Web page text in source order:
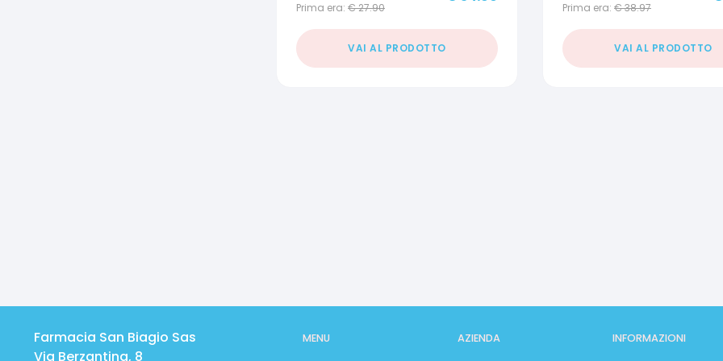
Prima era: €27.90
VAI AL PRODOTTO
Prima era: €38.97
VAI AL PRODOTTO
Farmacia San Biagio Sas
Via Berzantina, 8
MENU AZIENDA INFORMAZIONI